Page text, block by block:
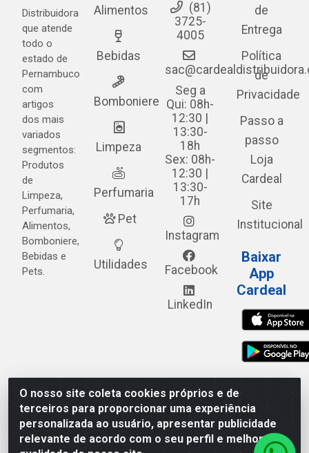
O nosso site coleta cookies próprios e de
terceiros para proporcionar uma experiência
personalizada ao usuário, apresentar publicidade
relevante de acordo com o seu perfil e melhorar a
Distribuidora
que atende
todo o
estado de
Pernambuco
com
artigos
dos mais
variados
segmentos:
Produtos
de
Limpeza,
Perfumaria,
Alimentos,
Bomboniere,
Bebidas e
Pets.
Alimentos
Bebidas
Bomboniere
Limpeza
Perfumaria
Pet
Utilidades
(81)
3725-
4005
Seg a
Qui: 08h-
12:30 |
13:30-
18h
Sex: 08h-
12:30 |
13:30-
17h
Instagram
Facebook
LinkedIn
de
Entrega
Política
de
Privacidade
Passo a
passo
Loja
Cardeal
Site
Institucional
Baixar
App
Cardeal
Cardeal Distribuidora - Estrada Alto do Moura, 582 - Alto
do Moura - Caruaru/PE - CEP 55.040-120 - CNPJ
05.253.499/0001-62